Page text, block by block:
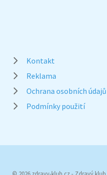
Kontakt
Reklama
Ochrana osobních údajů
Podmínky použití